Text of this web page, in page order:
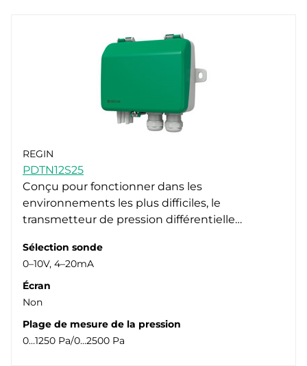
REGIN
PDTN12S25
Conçu pour fonctionner dans les
environnements les plus difficiles, le
transmetteur de pression différentielle…
Sélection sonde
0–10V, 4–20mA
Écran
Non
Plage de mesure de la pression
0…1250 Pa/0…2500 Pa